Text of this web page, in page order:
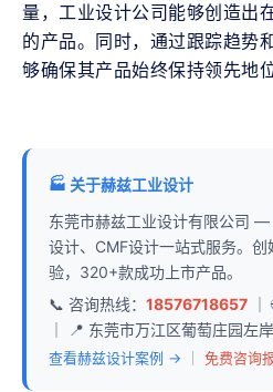
量，工业设计公司能够创造出
的产品。同时，通过跟踪趋势
够确保其产品始终保持领先地
🏭 关于赫兹工业设计
东莞市赫兹工业设计有限公司 —
设计、CMF设计一站式服务。
验，320+款成功上市产品。
📞 咨询热线： 18576718657 ｜
｜ 📍 东莞市万江区葡萄庄园左
查看赫兹设计案例 → 免费咨询